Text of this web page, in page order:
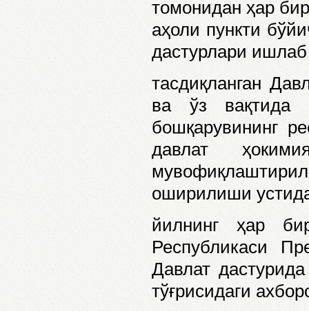
томонидан ҳар
аҳоли пункти
дастурлари
тасдиқланган
ва ўз вақтида
бошқарувининг
давлат
оширилиши
йилнинг ҳар
Республикаси
Давлат
тўғрисидаги